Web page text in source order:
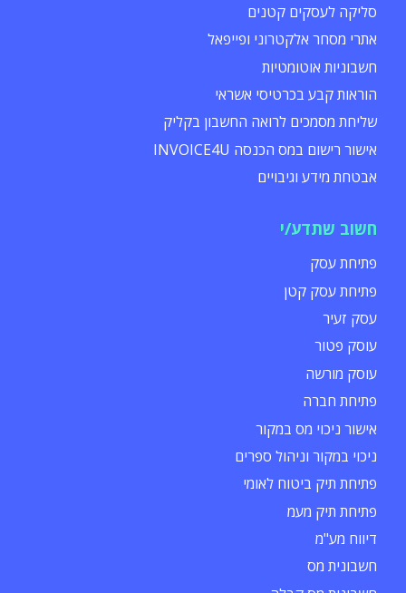
סליקה לעסקים קטנים
אתרי מסחר אלקטרוני ופייפאל
חשבוניות אוטומטיות
הוראות קבע בכרטיסי אשראי
שליחת מסמכים לרואה החשבון בקליק
אישור רישום במס הכנסה INVOICE4U
אבטחת מידע וגיבויים
חשוב שתדע/י
פתיחת עסק
פתיחת עסק קטן
עסק זעיר
עוסק פטור
עוסק מורשה
פתיחת חברה
אישור ניכוי מס במקור
ניכוי במקור וניהול ספרים
פתיחת תיק ביטוח לאומי
פתיחת תיק מעמ
דיווח מע"מ
חשבונית מס